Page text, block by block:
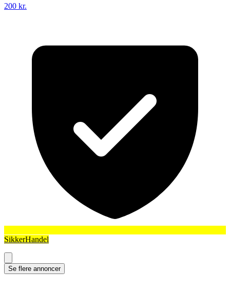
200 kr.
SikkerHandel
Se flere annoncer